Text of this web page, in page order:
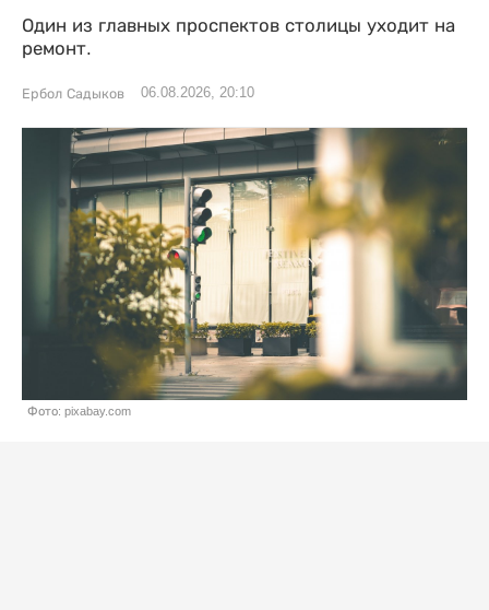
Один из главных проспектов столицы уходит на
ремонт.
Ербол Садыков 06.08.2026, 20:10
Фото: pixabay.com